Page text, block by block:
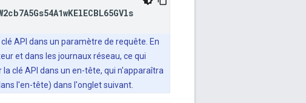
API dans un paramètre de requête. En
et dans les journaux réseau, ce qui
clé API dans un en-tête, qui n'apparaîtra
l'en-tête) dans l'onglet suivant.